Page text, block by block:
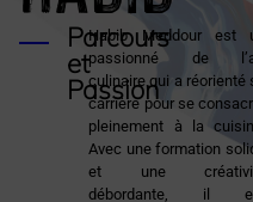
Parcours
et
Passion
Habib Meddour est
passionné de
culinaire qui a réorienté
carrière pour se
pleinement à la
Avec une formation
et une
débordante, il